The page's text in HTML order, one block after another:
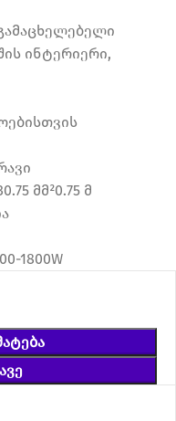
ინტერიერი,
მმ²0.75 მ
1800W